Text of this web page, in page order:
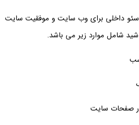
سئو داخلی برای وب سایت و موفقیت سایت
شامل موارد زیر می باشد.
صفحات سایت